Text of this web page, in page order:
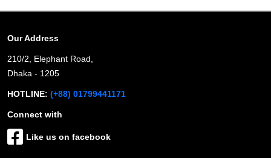
Our Address
210/2, Elephant Road,
Dhaka - 1205
HOTLINE: (+88) 01799441171
Connect with
Like us on facebook